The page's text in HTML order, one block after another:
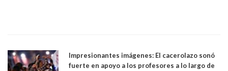
Impresionantes imágenes: El cacerolazo sonó
fuerte en apoyo a los profesores a lo largo de